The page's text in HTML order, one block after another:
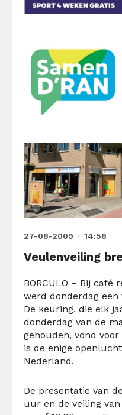
27-08-2009 14:58
Veulenveiling
BORCULO – Bij
werd donderdag
De keuring, die elk
donderdag van de
gehouden, vond
is de enige
Nederland.
De presentatie van
uur en de veiling